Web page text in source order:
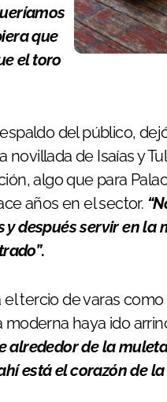
que
el toro
del público,
de Isaías y
algo que para
años en el sector.
después servir en la
.
tercio de varas
haya ido
alrededor de la
está el corazón de la